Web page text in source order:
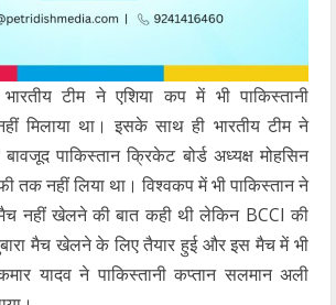
टीम ने एशिया कप में भी पाकिस्तानी
मिलाया था। इसके साथ ही भारतीय टीम ने
पाकिस्तान क्रिकेट बोर्ड अध्यक्ष मोहसिन
तक नहीं लिया था। विश्वकप में भी पाकिस्तान ने
नहीं खेलने की बात कही थी लेकिन BCCI की
मैच खेलने के लिए तैयार हुई और इस मैच में भी
यादव ने पाकिस्तानी कप्तान सलमान अली